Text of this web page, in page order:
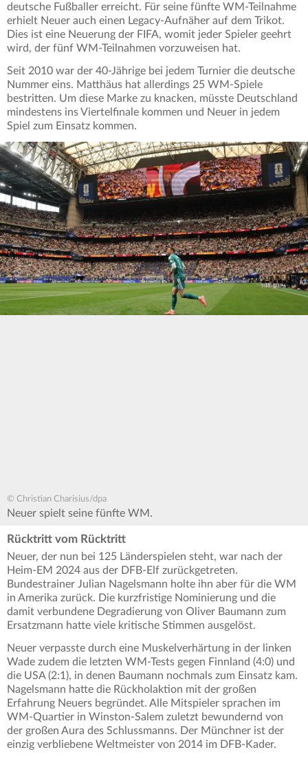
deutsche Fußballer erreicht. Für seine fünfte WM-Teilnahme
erhielt Neuer auch einen Legacy-Aufnäher auf dem Trikot.
Dies ist eine Neuerung der FIFA, womit jeder Spieler geehrt
wird, der fünf WM-Teilnahmen vorzuweisen hat.
Seit 2010 war der 40-Jährige bei jedem Turnier die deutsche
Nummer eins. Matthäus hat allerdings 25 WM-Spiele
bestritten. Um diese Marke zu knacken, müsste Deutschland
mindestens ins Viertelfinale kommen und Neuer in jedem
Spiel zum Einsatz kommen.
© Christian Charisius/dpa
Neuer spielt seine fünfte WM.
Rücktritt vom Rücktritt
Neuer, der nun bei 125 Länderspielen steht, war nach der
Heim-EM 2024 aus der DFB-Elf zurückgetreten.
Bundestrainer Julian Nagelsmann holte ihn aber für die WM
in Amerika zurück. Die kurzfristige Nominierung und die
damit verbundene Degradierung von Oliver Baumann zum
Ersatzmann hatte viele kritische Stimmen ausgelöst.
Neuer verpasste durch eine Muskelverhärtung in der linken
Wade zudem die letzten WM-Tests gegen Finnland (4:0) und
die USA (2:1), in denen Baumann nochmals zum Einsatz kam.
Nagelsmann hatte die Rückholaktion mit der großen
Erfahrung Neuers begründet. Alle Mitspieler sprachen im
WM-Quartier in Winston-Salem zuletzt bewundernd von
der großen Aura des Schlussmanns. Der Münchner ist der
einzig verbliebene Weltmeister von 2014 im DFB-Kader.